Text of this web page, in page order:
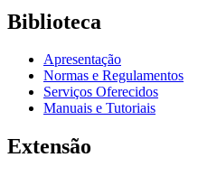
Biblioteca
Apresentação
Normas e Regulamentos
Serviços Oferecidos
Manuais e Tutoriais
Extensão